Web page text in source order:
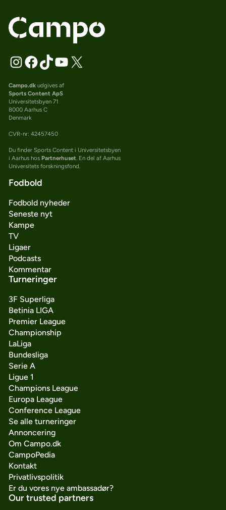
Campo.dkudgives af
Sports Content ApS
Universitetsbyen 71
8000 Aarhus C
Denmark
CVR-nr: 42457450
Du finder Sports Content i Universitetsbyen
i Aarhus hos Partnerhuset. En del af Aarhus
Universitets forskningsfond.
Fodbold
Fodbold nyheder
Seneste nyt
Kampe
TV
Ligaer
Podcasts
Kommentar
Turneringer
3F Superliga
Betinia LIGA
Premier League
Championship
LaLiga
Bundesliga
Serie A
Ligue 1
Champions League
Europa League
Conference League
Se alle turneringer
Annoncering
Om Campo.dk
CampoPedia
Kontakt
Privatlivspolitik
Er du vores nye ambassadør?
Our trusted partners